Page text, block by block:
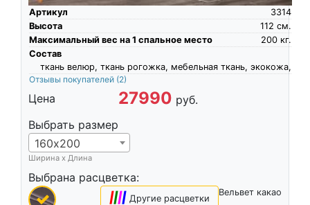
Артикул
3314
Высота
см.
112
Максимальный вес на 1 спальное место
кг.
200
Состав
ткань велюр, ткань рогожка, мебельная ткань, экокожа,
Отзывы покупателей (2)
Цена 27990 руб.
Выбрать размер
160х200
Ширина х Длина
Выбрана расцветка:
Вельвет какао
|||| Другие расцветки